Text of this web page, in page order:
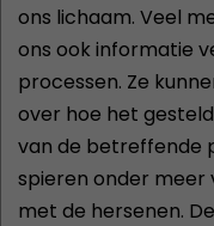
ons lichaam. Veel
ons ook informatie
processen. Ze
over hoe het
van de betreffende
spieren onder meer
met de hersenen.